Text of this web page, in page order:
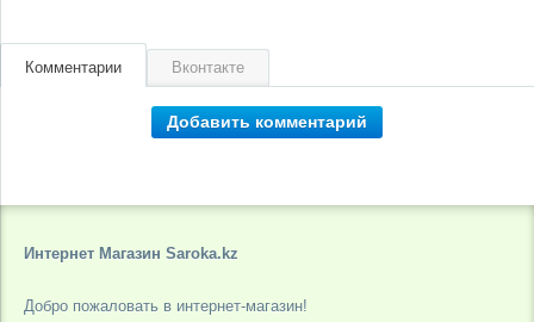
Комментарии Вконтакте
Добавить комментарий
Интернет Магазин Saroka.kz
Добро пожаловать в интернет-магазин!